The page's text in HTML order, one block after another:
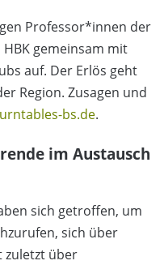
Professor*innen der
gemeinsam mit
auf. Der Erlös geht
Region. Zusagen und
bs.de.
im Austausch
sich getroffen, um
sich über
zuletzt über